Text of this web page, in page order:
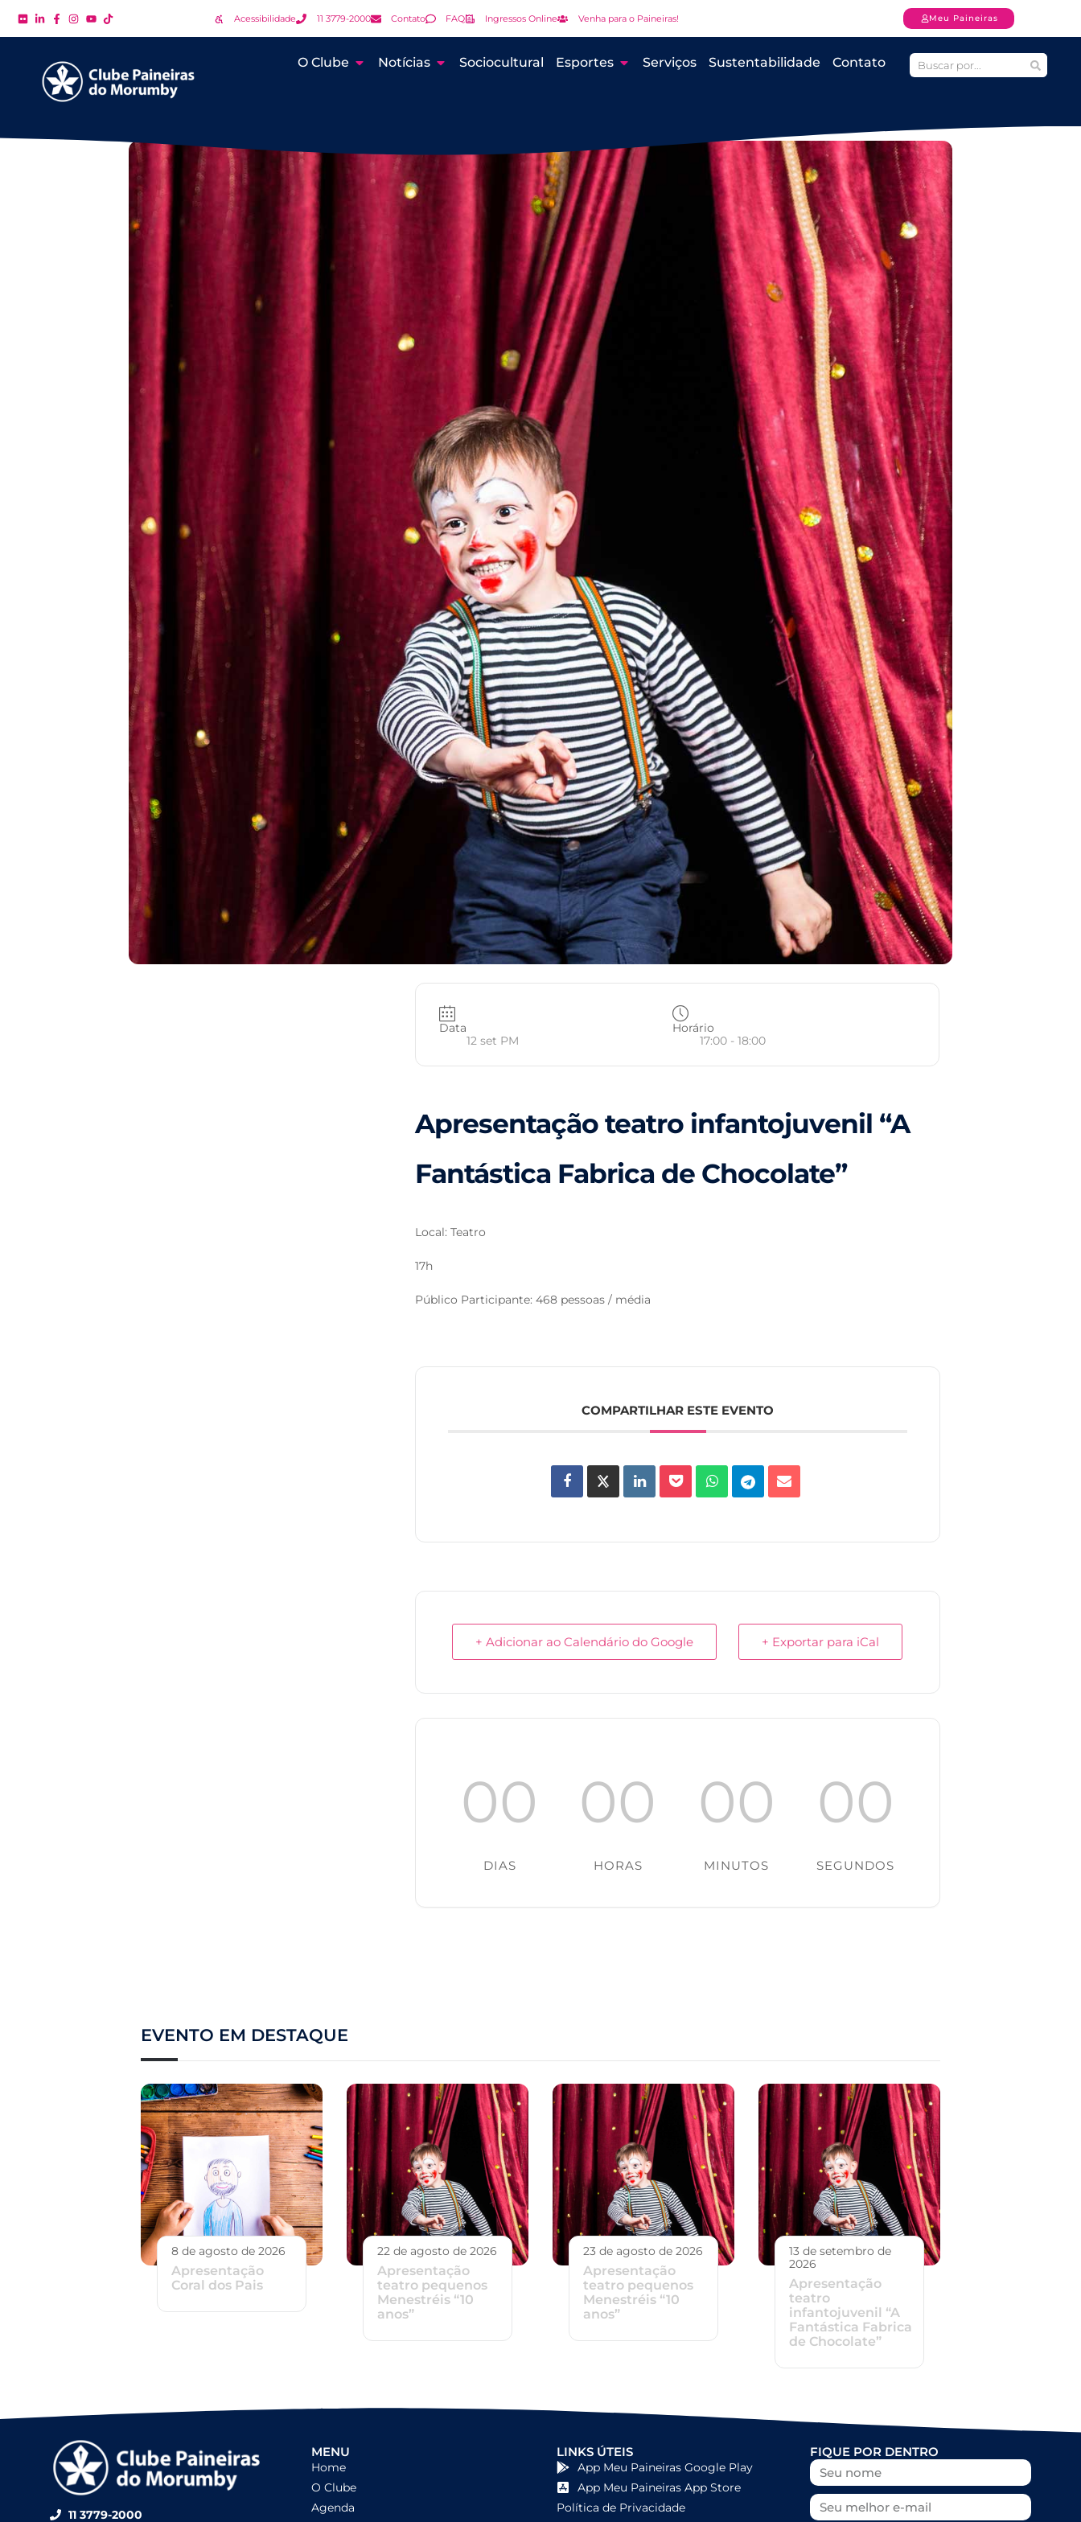
Acessibilidade 11 3779-2000 Contato FAQ Ingressos Online Venha para o Paineiras! Meu Paineiras
O Clube Notícias Sociocultural Esportes Serviços Sustentabilidade Contato
Data
12 set PM
Horário
17:00 - 18:00
Apresentação teatro infantojuvenil “A
Fantástica Fabrica de Chocolate”
Local: Teatro
17h
Público Participante: 468 pessoas / média
COMPARTILHAR ESTE EVENTO
+ Adicionar ao Calendário do Google + Exportar para iCal
00
DIAS
00
HORAS
00
MINUTOS
00
SEGUNDOS
EVENTO EM DESTAQUE
8 de agosto de 2026
Apresentação
Coral dos Pais
22 de agosto de 2026
Apresentação
teatro pequenos
Menestréis “10
anos”
23 de agosto de 2026
Apresentação
teatro pequenos
Menestréis “10
anos”
13 de setembro de
2026
Apresentação
teatro
infantojuvenil “A
Fantástica Fabrica
de Chocolate”
11 3779-2000
MENU
Home
O Clube
Agenda
LINKS ÚTEIS
App Meu Paineiras Google Play
App Meu Paineiras App Store
Política de Privacidade
FIQUE POR DENTRO